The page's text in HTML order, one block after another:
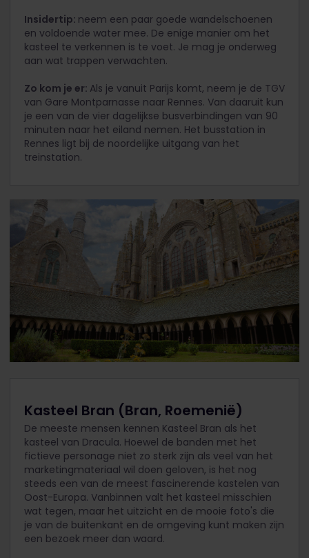
Insidertip: neem een paar goede wandelschoenen
en voldoende water mee. De enige manier om het
kasteel te verkennen is te voet. Je mag je onderweg
aan wat trappen verwachten.
Zo kom je er: Als je vanuit Parijs komt, neem je de TGV
van Gare Montparnasse naar Rennes. Van daaruit kun
je een van de vier dagelijkse busverbindingen van 90
minuten naar het eiland nemen. Het busstation in
Rennes ligt bij de noordelijke uitgang van het
treinstation.
Kasteel Bran (Bran, Roemenië)
De meeste mensen kennen Kasteel Bran als het
kasteel van Dracula. Hoewel de banden met het
fictieve personage niet zo sterk zijn als veel van het
marketingmateriaal wil doen geloven, is het nog
steeds een van de meest fascinerende kastelen van
Oost-Europa. Vanbinnen valt het kasteel misschien
wat tegen, maar het uitzicht en de mooie foto's die
je van de buitenkant en de omgeving kunt maken zijn
een bezoek meer dan waard.